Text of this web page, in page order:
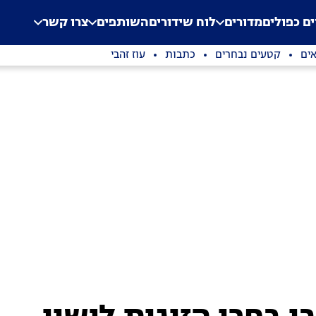
Application error: a
. כפוליםמדורים לוח שידוריםהשותפים צרו קשר
קטעים נבחרים כתבות עוז זהבי